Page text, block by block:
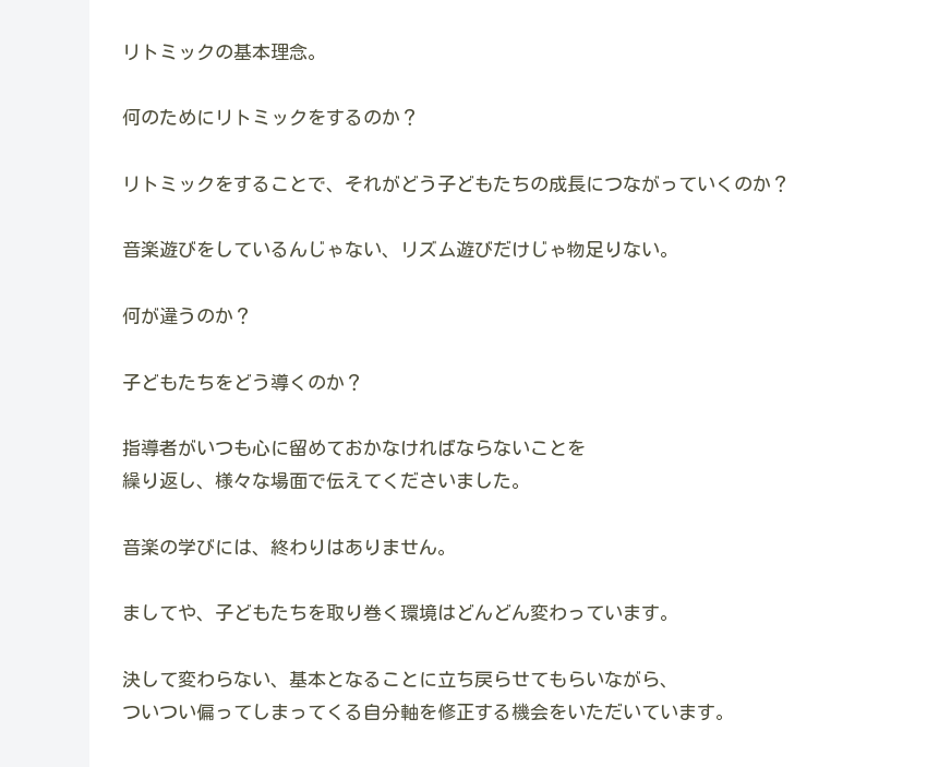
リトミックの基本理念。
何のためにリトミックをするのか？
リトミックをすることで、それがどう子どもたちの成長につながっていくのか？
音楽遊びをしているんじゃない、リズム遊びだけじゃ物足りない。
何が違うのか？
子どもたちをどう導くのか？
指導者がいつも心に留めておかなければならないことを
繰り返し、様々な場面で伝えてくださいました。
音楽の学びには、終わりはありません。
ましてや、子どもたちを取り巻く環境はどんどん変わっています。
決して変わらない、基本となることに立ち戻らせてもらいながら、
ついつい偏ってしまってくる自分軸を修正する機会をいただいています。